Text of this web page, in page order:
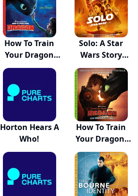
How To Train
Your Dragon
(Del...
Solo: A Star
Wars Story
(Orig...
Horton Hears A
Who!
How To Train
Your Dragon:
The...